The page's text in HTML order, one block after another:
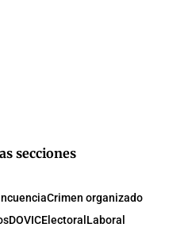
secciones
Crimen organizado
DOVICElectoral Laboral